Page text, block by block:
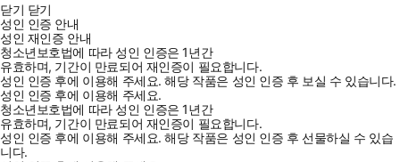
닫기 닫기
성인 인증 안내
성인 재인증 안내
청소년보호법에 따라 성인 인증은 1년간
유효하며, 기간이 만료되어 재인증이 필요합니다.
성인 인증 후에 이용해 주세요.해당 작품은 성인 인증 후 보실 수 있습니다.
성인 인증 후에 이용해 주세요.
청소년보호법에 따라 성인 인증은 1년간
유효하며, 기간이 만료되어 재인증이 필요합니다.
성인 인증 후에 이용해 주세요.해당 작품은 성인 인증 후 선물하실 수 있습
니다.